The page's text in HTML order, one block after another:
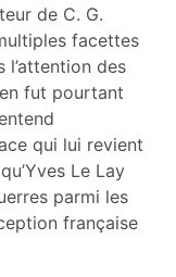
de C. G.
facettes
des
fut pourtant
qui lui revient
Le Lay
parmi les
française